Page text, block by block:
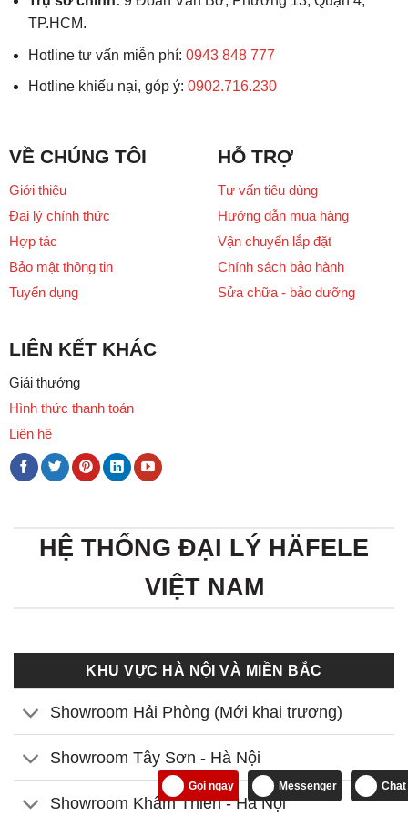
TP.HCM.
Hotline tư vấn miễn phí: 0943 848 777
Hotline khiếu nại, góp ý: 0902.716.230
VỀ CHÚNG TÔI
Giới thiệu
Đại lý chính thức
Hợp tác
Bảo mật thông tin
Tuyển dụng
HỖ TRỢ
Tư vấn tiêu dùng
Hướng dẫn mua hàng
Vận chuyển lắp đặt
Chính sách bảo hành
Sửa chữa - bảo dưỡng
LIÊN KẾT KHÁC
Giải thưởng
Hình thức thanh toán
Liên hệ
HỆ THỐNG ĐẠI LÝ HÄFELE
VIỆT NAM
KHU VỰC HÀ NỘI VÀ MIỀN BẮC
Showroom Hải Phòng (Mới khai trương)
Showroom Tây Sơn - Hà Nội
Showroom Khâm Thiên - Hà Nội
Gọi ngay Messenger